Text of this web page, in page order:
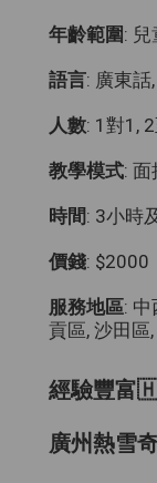
年齡範圍:
語言: 廣東話
人數: 1對1,
教學模式: 面
時間: 3小時
價錢: $2000
服務地區: 中
貢區, 沙田區
經驗豐富
廣州熱雪